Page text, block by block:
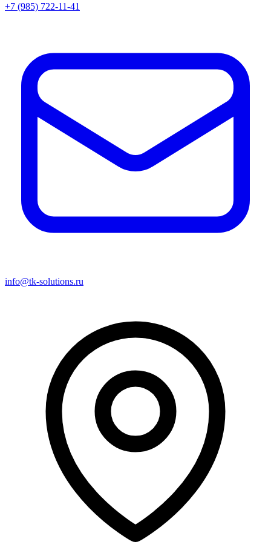
+7 (985) 722-11-41
info@tk-solutions.ru